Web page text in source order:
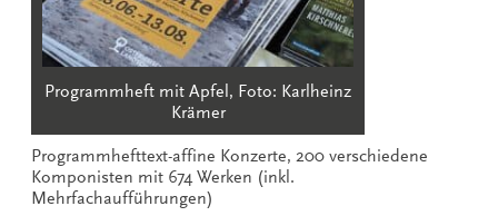
Programmheft mit Apfel, Foto: Karlheinz
Krämer
Programmhefttext-affine Konzerte, 200 verschiedene
Komponisten mit 674 Werken (inkl.
Mehrfachaufführungen)